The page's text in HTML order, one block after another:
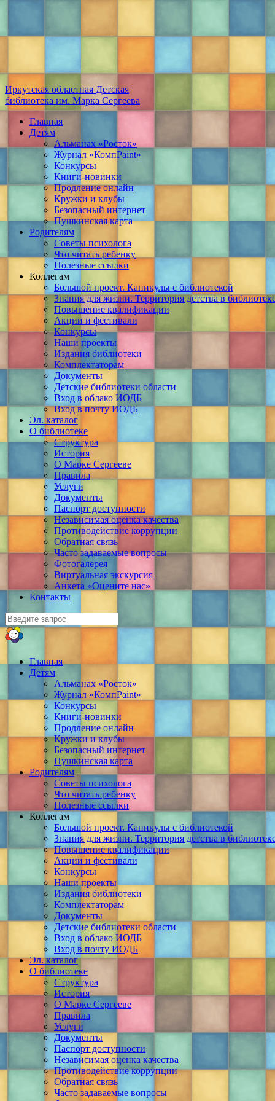
Иркутская областная Детская
библиотека им. Марка Сергеева
Главная
Детям
Альманах «Росток»
Журнал «КомпPaint»
Конкурсы
Книги-новинки
Продление онлайн
Кружки и клубы
Безопасный интернет
Пушкинская карта
Родителям
Советы психолога
Что читать ребенку
Полезные ссылки
Коллегам
Большой проект. Каникулы с библиотекой
Знания для жизни. Территория детства в
Повышение квалификации
Акции и фестивали
Конкурсы
Наши проекты
Издания библиотеки
Комплектаторам
Документы
Детские библиотеки области
Вход в облако ИОДБ
Вход в почту ИОДБ
Эл. каталог
О библиотеке
Структура
История
О Марке Сергееве
Правила
Услуги
Документы
Паспорт доступности
Независимая оценка качества
Противодействие коррупции
Обратная связь
Часто задаваемые вопросы
Фотогалерея
Виртуальная экскурсия
Анкета «Оцените нас»
Контакты
Главная
Детям
Альманах «Росток»
Журнал «КомпPaint»
Конкурсы
Книги-новинки
Продление онлайн
Кружки и клубы
Безопасный интернет
Пушкинская карта
Родителям
Советы психолога
Что читать ребенку
Полезные ссылки
Коллегам
Большой проект. Каникулы с библиотекой
Знания для жизни. Территория детства в
Повышение квалификации
Акции и фестивали
Конкурсы
Наши проекты
Издания библиотеки
Комплектаторам
Документы
Детские библиотеки области
Вход в облако ИОДБ
Вход в почту ИОДБ
Эл. каталог
О библиотеке
Структура
История
О Марке Сергееве
Правила
Услуги
Документы
Паспорт доступности
Независимая оценка качества
Противодействие коррупции
Обратная связь
Часто задаваемые вопросы